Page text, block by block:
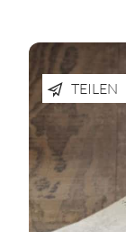
TEILEN